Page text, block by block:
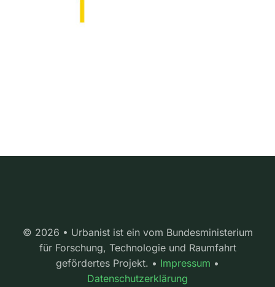
© 2026 • Urbanist ist ein vom Bundesministerium
für Forschung, Technologie und Raumfahrt
gefördertes Projekt. • Impressum •
Datenschutzerklärung